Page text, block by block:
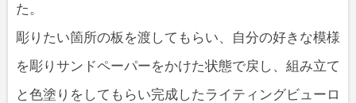
た。
彫りたい箇所の板を渡してもらい、自分の好きな模様
を彫りサンドペーパーをかけた状態で戻し、組み立て
と色塗りをしてもらい完成したライティングビューロ